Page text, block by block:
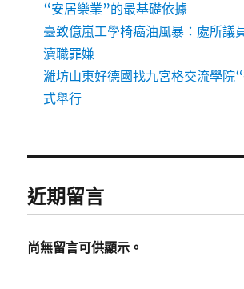
“安居樂業”的最基礎依據
臺致億嵐工學椅癌油風暴：處所議
瀆職罪嫌
濰坊山東好德國找九宮格交流學院
式舉行
近期留言
尚無留言可供顯示。